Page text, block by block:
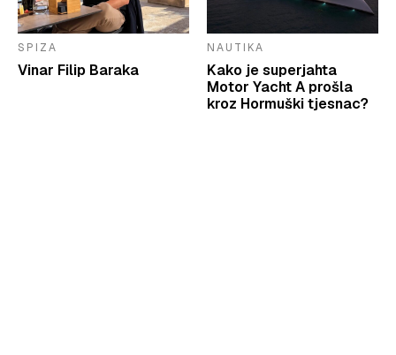
SPIZA
Vinar Filip Baraka
NAUTIKA
Kako je superjahta
Motor Yacht A prošla
kroz Hormuški tjesnac?